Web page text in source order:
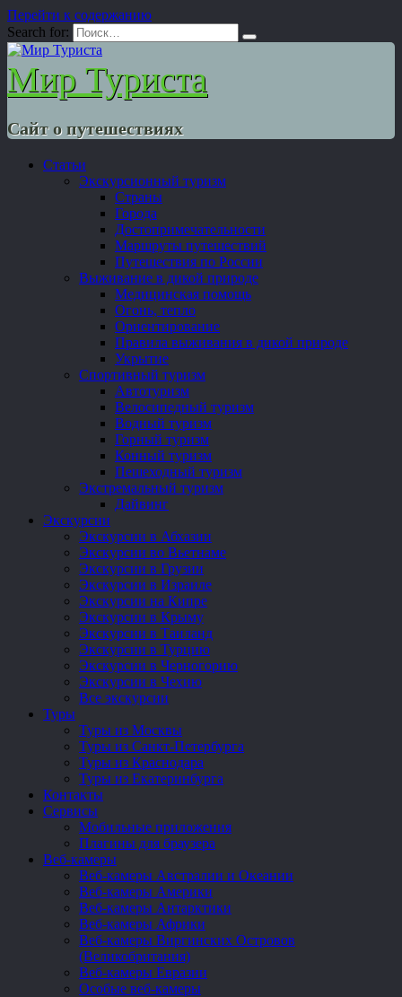
Перейти к содержанию
Search for:
Мир Туриста
Сайт о путешествиях
Статьи
Экскурсионный туризм
Страны
Города
Достопримечательности
Маршруты путешествий
Путешествия по России
Выживание в дикой природе
Медицинская помощь
Огонь, тепло
Ориентирование
Правила выживания в дикой природе
Укрытие
Спортивный туризм
Автотуризм
Велосипедный туризм
Водный туризм
Горный туризм
Конный туризм
Пешеходный туризм
Экстремальный туризм
Дайвинг
Экскурсии
Экскурсии в Абхазии
Экскурсии во Вьетнаме
Экскурсии в Грузии
Экскурсии в Израиле
Экскурсии на Кипре
Экскурсии в Крыму
Экскурсии в Таиланд
Экскурсии в Турцию
Экскурсии в Черногорию
Экскурсии в Чехию
Все экскурсии
Туры
Туры из Москвы
Туры из Санкт-Петербурга
Туры из Краснодара
Туры из Екатеринбурга
Контакты
Сервисы
Мобильные приложения
Плагины для браузера
Веб-камеры
Веб-камеры Австралии и Океании
Веб-камеры Америки
Веб-камеры Антарктики
Веб-камеры Африки
Веб-камеры Виргинских Островов
(Великобритания)
Веб-камеры Евразии
Особые веб-камеры